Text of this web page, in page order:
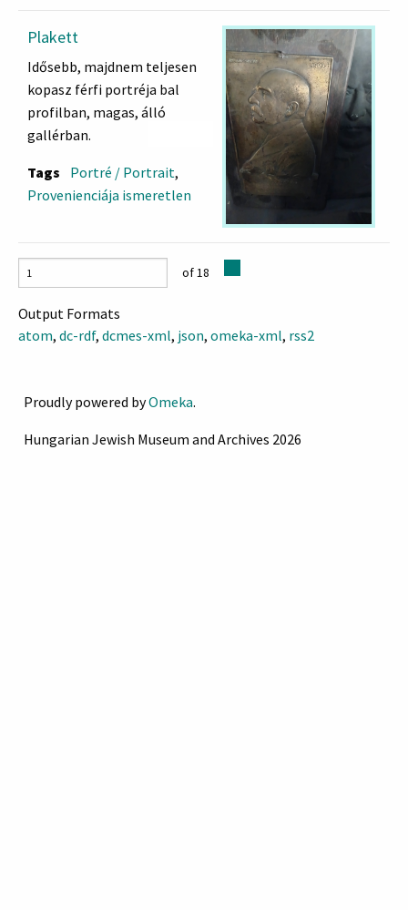
Plakett
Idősebb, majdnem teljesen
kopasz férfi portréja bal
profilban, magas, álló
gallérban.
Tags Portré / Portrait,
Provenienciája ismeretlen
of 18
Output Formats
atom, dc-rdf, dcmes-xml, json, omeka-xml, rss2
Proudly powered byOmeka.
Hungarian Jewish Museum and Archives 2026